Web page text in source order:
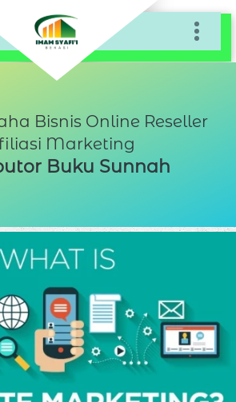
Bisnis Online Reseller
Marketing
Buku Sunnah